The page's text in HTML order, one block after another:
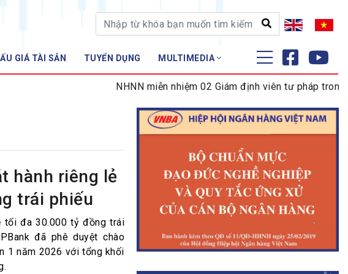
GIÁ TÀI SẢN TUYỂN DỤNG MULTIMEDIA
ĐÀO TẠO - NGHIÊN CỨU
Tập huấn
NHNN miễn nhiệm 02 Giám định viên tư pháp trong
hành riêng lẻ
trái phiếu
tối đa 30.000 tỷ đồng trái
đã phê duyệt chào
1 năm 2026 với tổng khối